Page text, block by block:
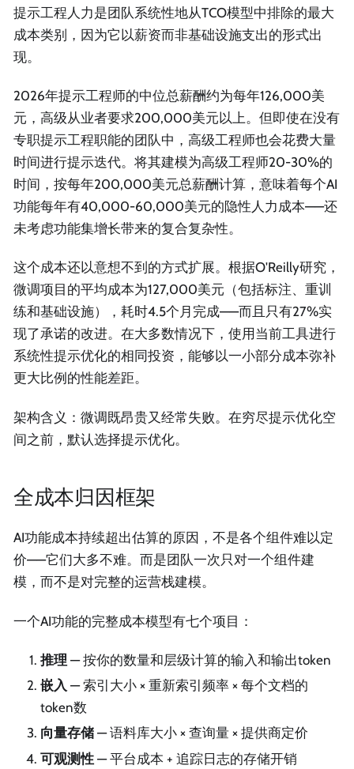
提示工程人力是团队系统性地从TCO模型中排除的最大
成本类别，因为它以薪资而非基础设施支出的形式出
现。
2026年提示工程师的中位总薪酬约为每年126,000美
元，高级从业者要求200,000美元以上。但即使在没有
专职提示工程职能的团队中，高级工程师也会花费大量
时间进行提示迭代。将其建模为高级工程师20-30%的
时间，按每年200,000美元总薪酬计算，意味着每个AI
功能每年有40,000-60,000美元的隐性人力成本——还
未考虑功能集增长带来的复合复杂性。
这个成本还以意想不到的方式扩展。根据O'Reilly研究，
微调项目的平均成本为127,000美元（包括标注、重训
练和基础设施），耗时4.5个月完成——而且只有27%实
现了承诺的改进。在大多数情况下，使用当前工具进行
系统性提示优化的相同投资，能够以一小部分成本弥补
更大比例的性能差距。
架构含义：微调既昂贵又经常失败。在穷尽提示优化空
间之前，默认选择提示优化。
全成本归因框架
AI功能成本持续超出估算的原因，不是各个组件难以定
价——它们大多不难。而是团队一次只对一个组件建
模，而不是对完整的运营栈建模。
一个AI功能的完整成本模型有七个项目：
推理 — 按你的数量和层级计算的输入和输出token
嵌入 — 索引大小 × 重新索引频率 × 每个文档的
token数
向量存储 — 语料库大小 × 查询量 × 提供商定价
可观测性 — 平台成本 + 追踪日志的存储开销